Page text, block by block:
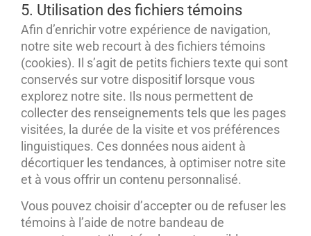
5. Utilisation des fichiers témoins
Afin d’enrichir votre expérience de navigation,
notre site web recourt à des fichiers témoins
(cookies). Il s’agit de petits fichiers texte qui sont
conservés sur votre dispositif lorsque vous
explorez notre site. Ils nous permettent de
collecter des renseignements tels que les pages
visitées, la durée de la visite et vos préférences
linguistiques. Ces données nous aident à
décortiquer les tendances, à optimiser notre site
et à vous offrir un contenu personnalisé.
Vous pouvez choisir d’accepter ou de refuser les
témoins à l’aide de notre bandeau de